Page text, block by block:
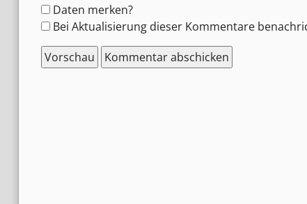
Formular-
Optionen
Daten merken?
Bei Aktualisierung dieser Kommentare